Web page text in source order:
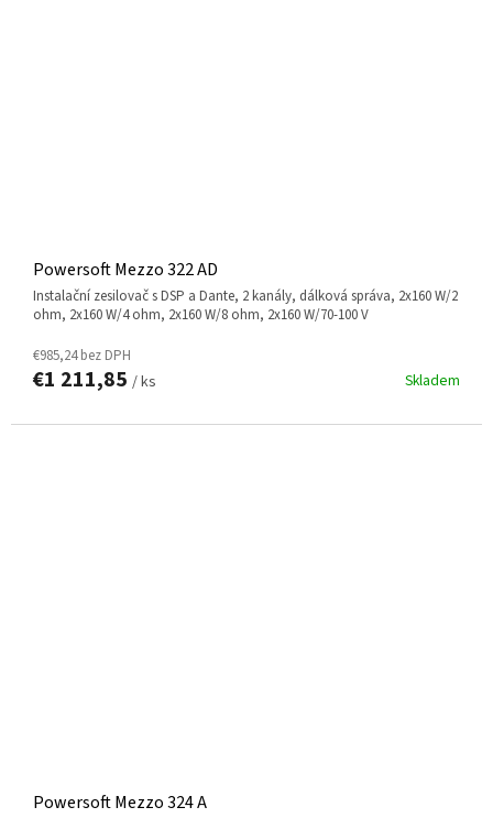
Powersoft Mezzo 322 AD
instalační zesilovač s DSP a Dante, 2 kanály, dálková správa, 2x160 W/2
ohm, 2x160 W/4 ohm, 2x160 W/8 ohm, 2x160 W/70-100 V
Skladem
€985,24 bez DPH
€1 211,85 / ks
Powersoft Mezzo 324 A